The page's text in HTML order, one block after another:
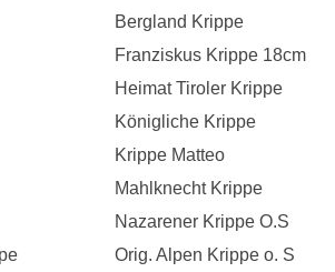
Bergland Krippe
Franziskus Krippe 18cm
Heimat Tiroler Krippe
Königliche Krippe
Krippe Matteo
Mahlknecht Krippe
Nazarener Krippe O.S
Orig. Alpen Krippe o. S